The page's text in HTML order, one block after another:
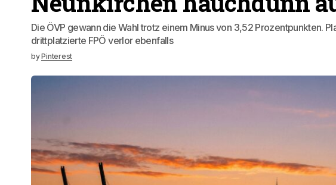
Die ÖVP gewann die Wahl trotz einem Minus von 3,52 Prozentpunkten.
drittplatzierte FPÖ verlor ebenfalls
byPinterest